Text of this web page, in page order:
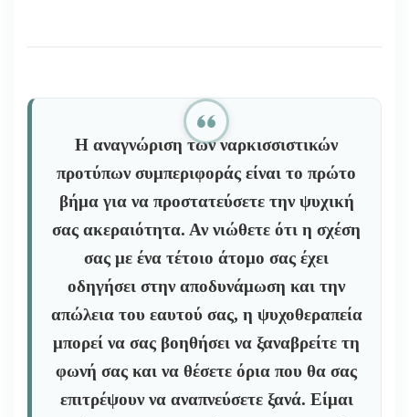
Η αναγνώριση των ναρκισσιστικών
προτύπων συμπεριφοράς είναι το πρώτο
βήμα για να προστατεύσετε την ψυχική
σας ακεραιότητα. Αν νιώθετε ότι η σχέση
σας με ένα τέτοιο άτομο σας έχει
οδηγήσει στην αποδυνάμωση και την
απώλεια του εαυτού σας, η ψυχοθεραπεία
μπορεί να σας βοηθήσει να ξαναβρείτε τη
φωνή σας και να θέσετε όρια που θα σας
επιτρέψουν να αναπνεύσετε ξανά. Είμαι